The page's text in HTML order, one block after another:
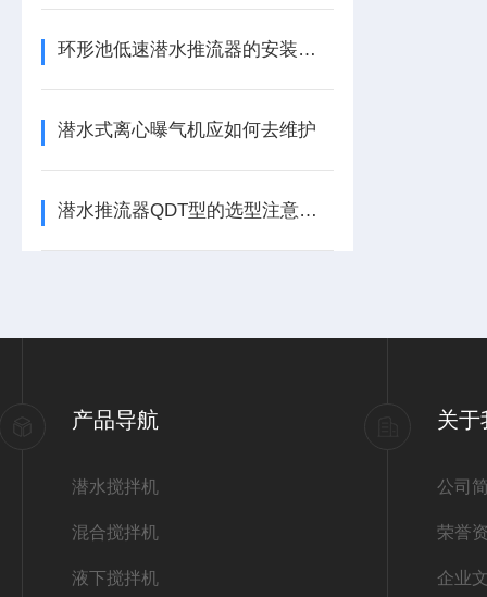
环形池低速潜水推流器的安装流程及安装尺寸
潜水式离心曝气机应如何去维护
潜水推流器QDT型的选型注意事项有哪些？
产品导航
潜水搅拌机
混合搅拌机
液下搅拌机
关于
公司
荣誉
企业